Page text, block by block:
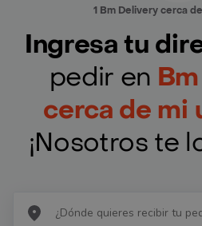
1 Bm Delivery cerca
Ingresa tu
pedir en
cerca de mi
¡Nosotros te